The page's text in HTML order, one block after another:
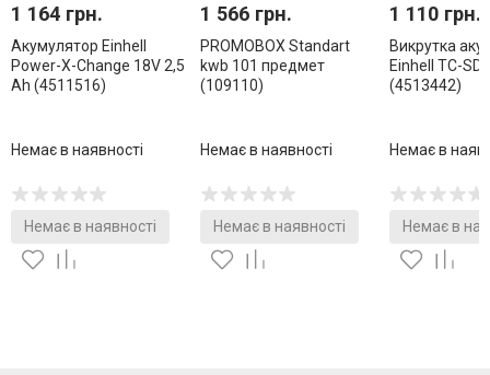
1 164 грн.
Акумулятор Einhell
Power-X-Change 18V 2,5
Ah (4511516)
Немає в наявності
Немає в наявності
1 566 грн.
PROMOBOX Standart
kwb 101 предмет
(109110)
Немає в наявності
Немає в наявності
1 110 грн.
Викрутка
Einhell TC-SD
(4513442)
Немає в
Немає в